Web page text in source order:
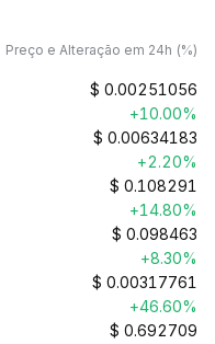
Preço e Alteração em 24h (%)
$ 0.00251056
+10.00%
$ 0.00634183
+2.20%
$ 0.108291
+14.80%
$ 0.098463
+8.30%
$ 0.00317761
+46.60%
$ 0.692709